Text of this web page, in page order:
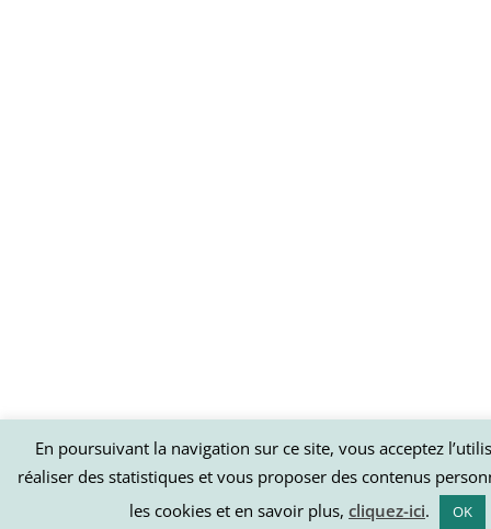
En poursuivant la navigation sur ce site, vous acceptez
réaliser des statistiques et vous proposer des contenus
les cookies et en savoir plus, cliquez-ici. OK